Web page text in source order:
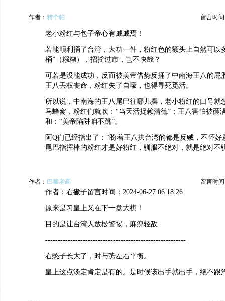
作者： 转个帖 留言时间
老小粉红与包子帝心有戚戚焉！
若能顺利捅了台湾，大功一件，粉红色的额头上自然可以
桶”（糨糊），招摇过市，岂不快哉？
可若是没能成功，反而被美帝借势反捅了中南海王八的屁
王八丢权丧命，粉红失了自嚎，也得寻死觅活。
所以说，中南海的王八尾巴往哪儿摆，老小粉红的口号就
马蜂窝，粉红们就吹：“当天活捉赖清德”；王八害怕被砸
和：“美帝陷阱咱不跳”。
阿Q们已经指出了：“盼着王八拱台湾的都是反贼，不怀好
尾巴指挥棒的粉红才是好粉红，驯服不绝对，就是绝对不
作者： 巴黎老高 留言时间
作者：右撇子留言时间：2024-06-27 06:18:26
原来是习皇上又在下一盘大棋！
目的是让台湾人放松警惕，麻痹轻敌
--------------------------------------------------------
右憋子长大了，时与势左右平衡。
皇上这点淡定肯定是有的。是时候该出手就出手，绝不跟